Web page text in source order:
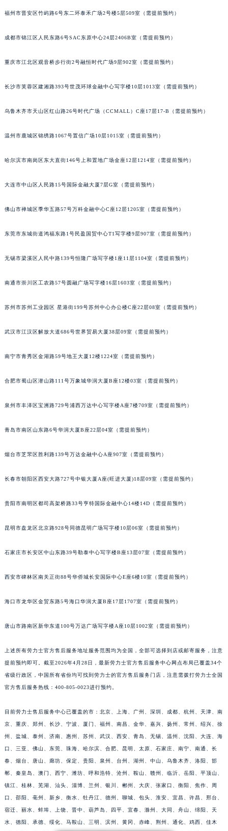
福州市晋安区竹屿路6号东二环泰禾广场2号楼5层509室（需提前预约）
成都市锦江区人民东路6号SAC东原中心24层2406B室（需提前预约）
重庆市江北区观音桥步行街2号融恒时代广场9层902室（需提前预约）
长沙市芙蓉区建湘路393号世茂环球金融中心写字楼10层1013室（需提前预约）
乌鲁木齐市天山区红山路26号时代广场（CCMALL）C座17层17-B（需提前预约）
温州市鹿城区锦绣路1067号置信广场10层1015室（需提前预约）
哈尔滨市南岗区东大直街146号上和置地广场金座12层1214室（需提前预约）
大连市中山区人民路15号国际金融大厦7层G室（需提前预约）
佛山市禅城区季华五路57号万科金融中心C座12层1205室（需提前预约）
东莞市东城街道鸿福东路1号民盈国贸中心T1写字楼9层907室（需提前预约）
无锡市梁溪区人民中路139号恒隆广场写字楼1座11层1104室（需提前预约）
南通市崇川区工农路57号圆融广场写字楼16层1603室（需提前预约）
苏州市苏州工业园区 星港街199号苏州中心办公楼C座22层08室（需提前预约）
武汉市江汉区解放大道686号世界贸易大厦38层09室（需提前预约）
南宁市青秀区金湖路59号地王大厦12楼1224室（需提前预约）
合肥市蜀山区潜山路111号万象城华润大厦B座12楼03室（需提前预约）
泉州市丰泽区宝洲路729号浦西万达中心写字楼A座7楼709室（需提前预约）
青岛市南区山东路6号华润大厦B座22层04室（需提前预约）
烟台市芝罘区胜利路139号万达金融中心A座907室（需提前预约）
长春市朝阳区西安大路727号中银大厦A座(旺进大厦)18层09室（需提前预约）
贵阳市南明区都司高架桥路33号亨特国际金融中心14楼14D（需提前预约）
昆明市盘龙区北京路928号同德昆明广场写字楼10层06室（需提前预约）
石家庄市长安区中山东路39号勒泰中心写字楼B座13层07室（需提前预约）
西安市碑林区南关正街88号华侨城长安国际中心E座6楼10室（需提前预约）
海口市龙华区金贸东路5号海口华润大厦B座17层1707室（需提前预约）
唐山市路南区新华东道100号万达广场写字楼A座10层1002室（需提前预约）
上述所有劳力士官方售后服务地址服务范围均为全国，全部可选择到店或邮寄服务，注意
提前预约即可。截至2026年4月28日，最新劳力士官方售后服务中心网点布局已覆盖34个
省级行政区，中国所有省份均可找到劳力士的官方售后服务门店，注意需拨打劳力士全国
官方售后服务热线：400-805-0023进行预约。
目前劳力士售后服务中心已覆盖的市：北京、上海、广州、深圳、成都、杭州、天津、南
京、重庆、郑州、长沙、宁波、厦门、福州、南昌、金华、嘉兴、扬州、常州、绍兴、徐
州、盐城、泰州、济南、惠州、苏州、武汉、西安、青岛、无锡、温州、沈阳、大连、海
口、三亚、佛山、东莞、珠海、哈尔滨、合肥、昆明、太原、石家庄、南宁、南通、长
春、烟台、唐山、廊坊、保定、贵阳、泉州、台州、湖州、中山、乌鲁木齐、洛阳、邯
郸、秦皇岛、澳门、西宁、潍坊、呼和浩特、沧州、鞍山、赣州、临沂、岳阳、平顶山、
镇江、桂林、芜湖、汕头、淄博、兰州、银川、郴州、大庆、张家口、衡阳、焦作、周
口、邵阳、亳州、新乡、衡水、牡丹江、德州、聊城、包头、淮安、宜昌、许昌、邢台、
宿迁、丽水、蚌埠、上饶、晋中、葫芦岛、四平、宜春、滁州、大同、舟山、绵阳、天
水、德阳、承德、绥化、马鞍山、三明、滨州、黄冈、赤峰、荆州、通化、鸡西、佳木